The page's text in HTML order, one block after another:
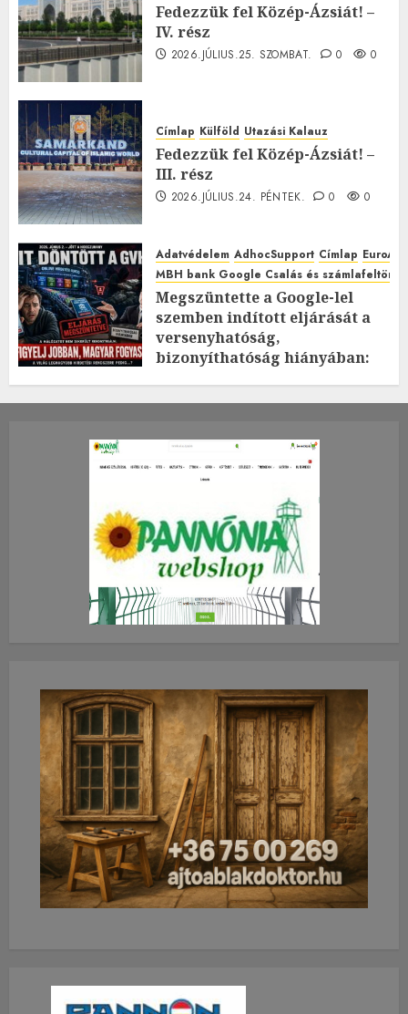
Fedezzük fel Közép-Ázsiát! –
IV. rész
2026.JÚLIUS.25. SZOMBAT. 0 0
Címlap Külföld Utazási Kalauz
Fedezzük fel Közép-Ázsiát! –
III. rész
2026.JÚLIUS.24. PÉNTEK. 0 0
Adatvédelem AdhocSupport Címlap
MBH bank Google Csalás és
Megszüntette a Google-lel
szemben indított eljárását a
versenyhatóság,
bizonyíthatóság hiányában:
2026.JÚLIUS.23. CSÜTÖRTÖK.
0